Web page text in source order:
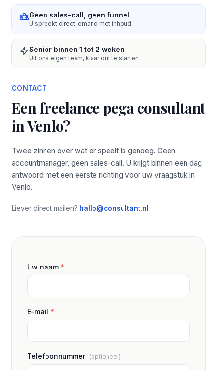
Geen sales-call, geen funnel
U spreekt direct iemand met inhoud.
Senior binnen 1 tot 2 weken
Uit ons eigen team, klaar om te starten.
CONTACT
Een freelance pega consultant
in Venlo?
Twee zinnen over wat er speelt is genoeg. Geen
accountmanager, geen sales-call. U krijgt binnen een dag
antwoord met een eerste richting voor uw vraagstuk in
Venlo.
Liever direct mailen? hallo@consultant.nl
Uw naam *
E-mail *
Telefoonnummer (optioneel)